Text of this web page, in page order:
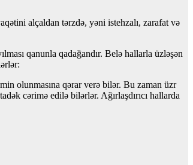
alçaldan tərzdə, yəni istehzalı, zarafat və
qanunla qadağandır. Belə hallarla üzləşən
olunmasına qərar verə bilər. Bu zaman üzr
cərimə edilə bilərlər. Ağırlaşdırıcı hallarda